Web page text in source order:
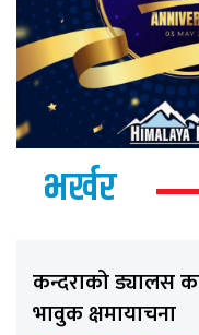
भर्खर
कन्दराको ड्यालस
भावुक क्षमायाचना